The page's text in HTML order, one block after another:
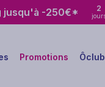
jusqu'à -250€* 2
Promotions Ôclub